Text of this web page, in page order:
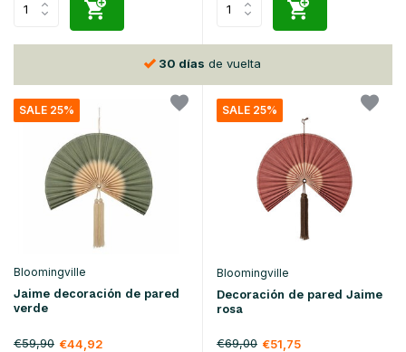
30 días de vuelta
SALE 25%
Bloomingville
Jaime decoración de pared
verde
€59,90 €44,92
SALE 25%
Bloomingville
Decoración de pared Jaime
rosa
€69,00 €51,75